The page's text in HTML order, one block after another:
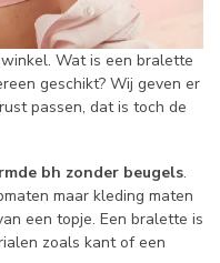
Wat is een bralette
geschikt? Wij geven er
passen, dat is toch de
bh zonder beugels.
maar kleding maten
een topje. Een bralette is
zoals kant of een